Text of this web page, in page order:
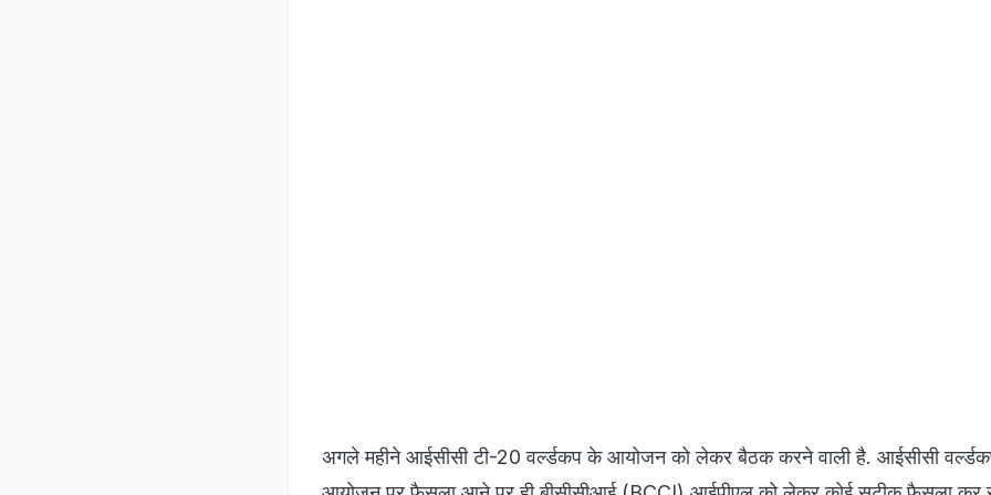
अगले महीने आईसीसी टी-20 वर्ल्डकप के आयोजन को लेकर बैठक करने वाली है. आईसीसी